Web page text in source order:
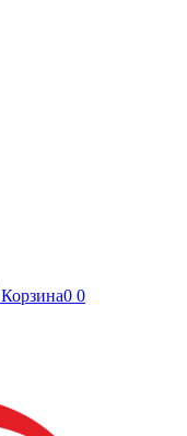
Корзина0 0